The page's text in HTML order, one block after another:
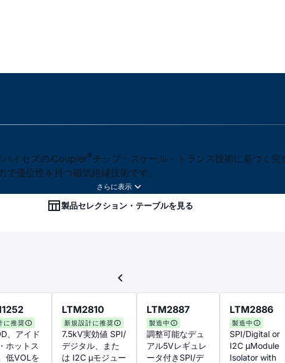
イセズのiCoupler®チップ・スケール・トランス技術に基づく完
優位性を持つ磁気絶縁技術です。
製品セレクション・テーブルを見る
に推奨
、アイド
ホットス
低VOLを
LTM2810
新規設計に推奨
7.5kV実効値 SPI/
デジタル、また
は I2C µモジュー
LTM2887
製造中
調整可能なデュ
アル5Vレギュレ
ータ付きSPI/デ
LTM2886
製造中
SPI/Digital or
I2C μModule
Isolator with